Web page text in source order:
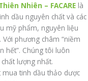
Nhiên – FACARE là
dầu nguyên chất và các
mỹ phẩm, nguyên liệu
phương châm “niềm
hết”. Chúng tôi luôn
lượng nhất.
tinh dầu thảo dược